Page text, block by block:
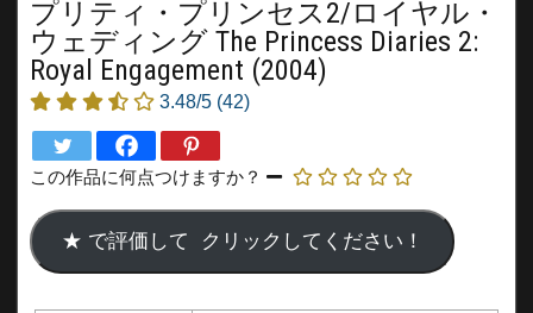
プリティ・プリンセス2/ロイヤル・
ウェディング The Princess Diaries 2:
Royal Engagement (2004)
3.48/5 (42)
この作品に何点つけますか？